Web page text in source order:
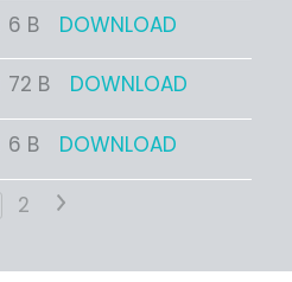
6 B DOWNLOAD
72 B DOWNLOAD
6 B DOWNLOAD
2 >